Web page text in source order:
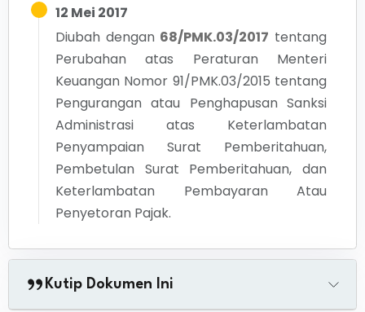
12 Mei 2017
Diubah dengan 68/PMK.03/2017 tentang
Perubahan atas Peraturan Menteri
Keuangan Nomor 91/PMK.03/2015 tentang
Pengurangan atau Penghapusan Sanksi
Administrasi atas Keterlambatan
Penyampaian Surat Pemberitahuan,
Pembetulan Surat Pemberitahuan, dan
Keterlambatan Pembayaran Atau
Penyetoran Pajak.
Kutip Dokumen Ini